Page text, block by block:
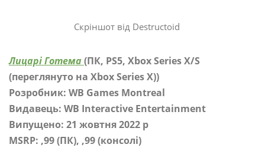
Скріншот від Destructoid
Лицарі Готема (ПК, PS5, Xbox Series X/S
(переглянуто на Xbox Series X))
Розробник: WB Games Montreal
Видавець: WB Interactive Entertainment
Випущено: 21 жовтня 2022 р
MSRP: ,99 (ПК), ,99 (консолі)